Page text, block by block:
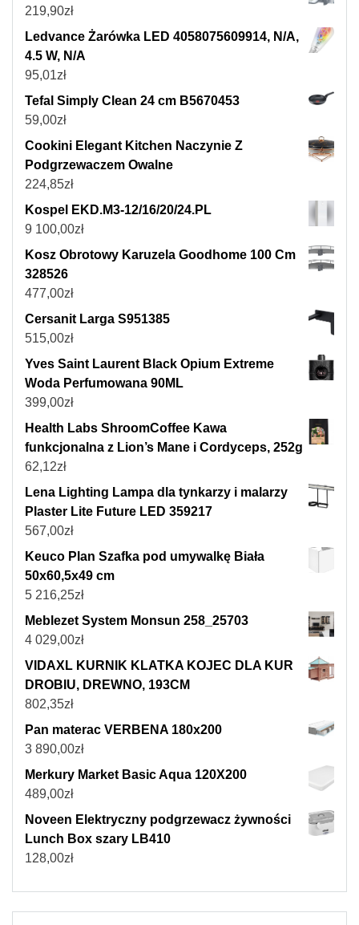
219,90zł
Ledvance Żarówka LED 4058075609914, N/A,
4.5 W, N/A
95,01zł
Tefal Simply Clean 24 cm B5670453
59,00zł
Cookini Elegant Kitchen Naczynie Z
Podgrzewaczem Owalne
224,85zł
Kospel EKD.M3-12/16/20/24.PL
9 100,00zł
Kosz Obrotowy Karuzela Goodhome 100 Cm
328526
477,00zł
Cersanit Larga S951385
515,00zł
Yves Saint Laurent Black Opium Extreme
Woda Perfumowana 90ML
399,00zł
Health Labs ShroomCoffee Kawa
funkcjonalna z Lion’s Mane i Cordyceps, 252g
62,12zł
Lena Lighting Lampa dla tynkarzy i malarzy
Plaster Lite Future LED 359217
567,00zł
Keuco Plan Szafka pod umywalkę Biała
50x60,5x49 cm
5 216,25zł
Meblezet System Monsun 258_25703
4 029,00zł
VIDAXL KURNIK KLATKA KOJEC DLA KUR
DROBIU, DREWNO, 193CM
802,35zł
Pan materac VERBENA 180x200
3 890,00zł
Merkury Market Basic Aqua 120X200
489,00zł
Noveen Elektryczny podgrzewacz żywności
Lunch Box szary LB410
128,00zł